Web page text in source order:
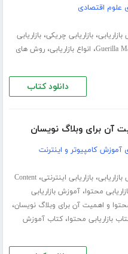
علوم اقتصادی
،بازاریابی چریکی،بازاریابی
Guerilla، انواع بازاریابی،روش های
دانلود کتاب
آن برای وبلاگ نویسان
آموزش کامپیوتر و اینترنت
،بازاریابی اینترنتی،Content
محتوا،آموزش بازاریابی
محتوا و اهمیت آن برای وبلاگ نویسان،
بازاریابی محتوا،کتاب آموزش